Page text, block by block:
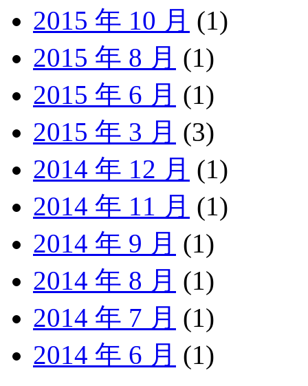
2015 年 10 月 (1)
2015 年 8 月 (1)
2015 年 6 月 (1)
2015 年 3 月 (3)
2014 年 12 月 (1)
2014 年 11 月 (1)
2014 年 9 月 (1)
2014 年 8 月 (1)
2014 年 7 月 (1)
2014 年 6 月 (1)